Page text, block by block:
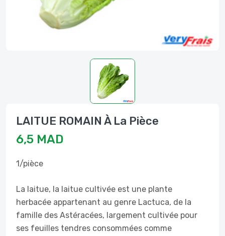
LAITUE ROMAIN À La Pièce
6,5 MAD
1/pièce
La laitue, la laitue cultivée est une plante
herbacée appartenant au genre Lactuca, de la
famille des Astéracées, largement cultivée pour
ses feuilles tendres consommées comme